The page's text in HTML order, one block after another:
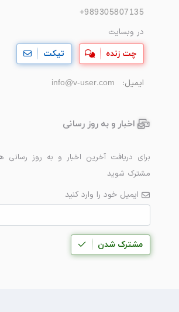
+989305807135
در وبسایت
چت زنده تیکت
ایمیل: info@v-user.com
اخبار و به روز رسانی
برای دریافت آخرین اخبار و به روز رسانی
مشترک شوید
ایمیل خود را وارد کنید
مشترک شدن